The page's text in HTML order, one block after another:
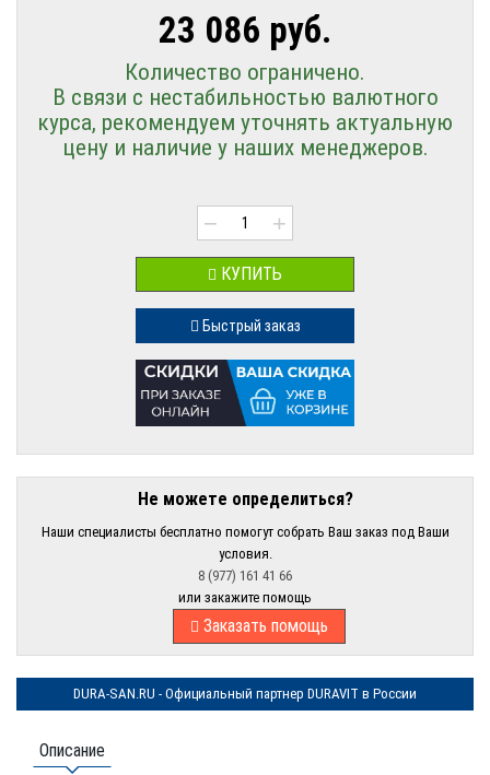
23 086 руб.
Количество ограничено.
В связи с нестабильностью валютного
курса, рекомендуем уточнять актуальную
цену и наличие у наших менеджеров.
− +
КУПИТЬ
Быстрый заказ
Не можете определиться?
Наши специалисты бесплатно помогут собрать Ваш заказ под Ваши
условия.
8 (977) 161 41 66
или закажите помощь
Заказать помощь
DURA-SAN.RU - Официальный партнер DURAVIT в России
Описание